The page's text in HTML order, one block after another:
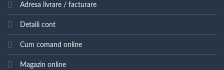
Adresa livrare / facturare
Detalii cont
Cum comand online
Magazin online